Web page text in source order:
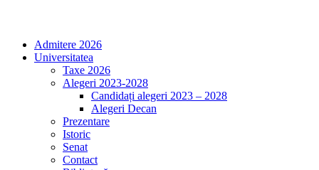
Admitere 2026
Universitatea
Taxe 2026
Alegeri 2023-2028
Candidați alegeri 2023 – 2028
Alegeri Decan
Prezentare
Istoric
Senat
Contact